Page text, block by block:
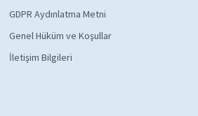
GDPR Aydınlatma Metni
Genel Hüküm ve Koşullar
İletişim Bilgileri